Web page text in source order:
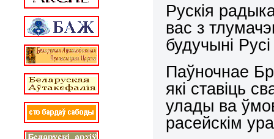
Рускія
вас з
будучыні
Паўночнае
які ставіць
улады ва
расейскім